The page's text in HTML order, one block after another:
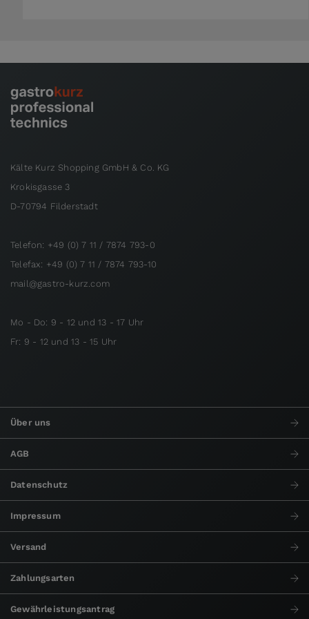
Kälte Kurz Shopping GmbH & Co. KG
Krokisgasse 3
D-70794 Filderstadt
Telefon: +49 (0) 7 11 / 7874 793-0
Telefax: +49 (0) 7 11 / 7874 793-10
mail@gastro-kurz.com
Mo - Do: 9 - 12 und 13 - 17 Uhr
Fr: 9 - 12 und 13 - 15 Uhr
Über uns
AGB
Datenschutz
Impressum
Versand
Zahlungsarten
Gewährleistungsantrag